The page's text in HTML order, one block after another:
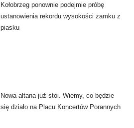
Kołobrzeg ponownie podejmie próbę
ustanowienia rekordu wysokości zamku z
piasku
Nowa altana już stoi. Wiemy, co będzie
się działo na Placu Koncertów Porannych